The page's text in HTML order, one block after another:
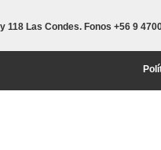
118 Las Condes. Fonos +56 9